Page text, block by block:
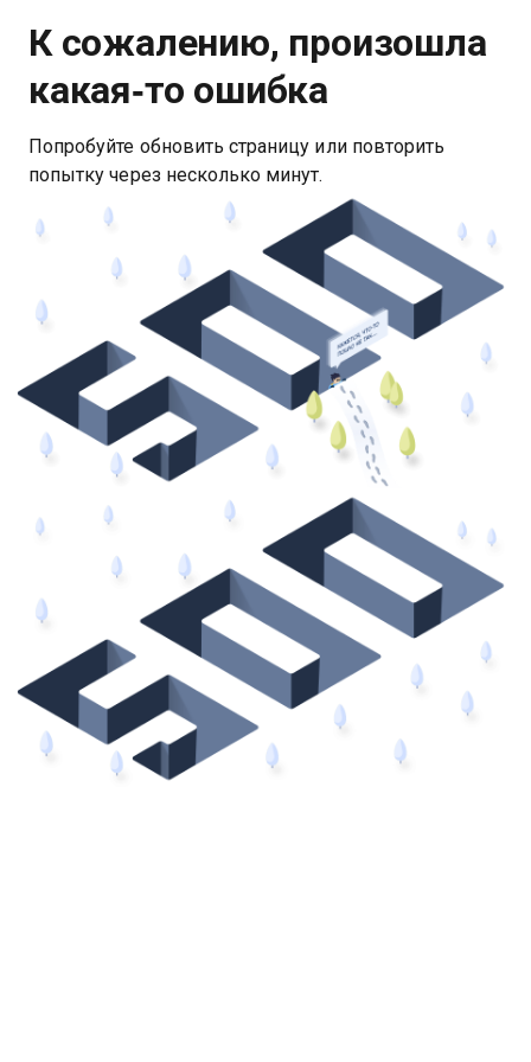
К сожалению, произошла
какая‑то ошибка
Попробуйте обновить страницу или повторить
попытку через несколько минут.